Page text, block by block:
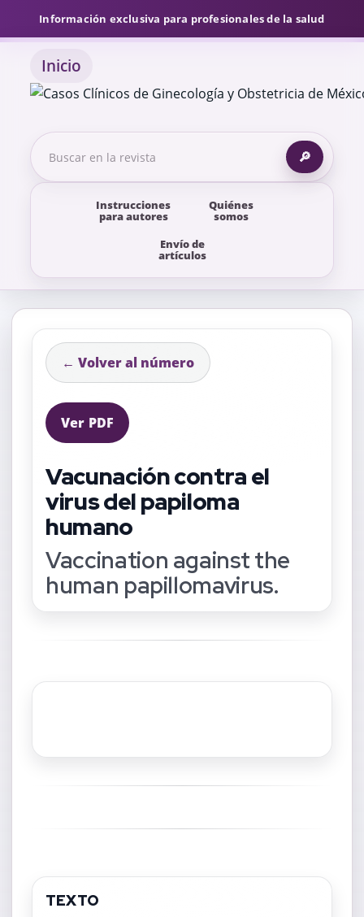
Información exclusiva para profesionales de la salud
Inicio
Instrucciones
para autores
Quiénes
somos
Envío de
artículos
🔎
← Volver al número
Ver PDF
Vacunación contra el
virus del papiloma
humano
Vaccination against the
human papillomavirus.
TEXTO